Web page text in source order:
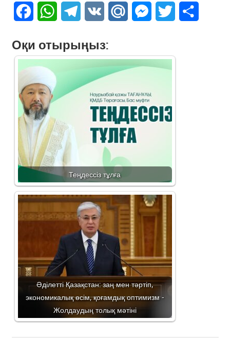
FacebookWhatsAppTelegram
VK Mail.Ru Messenger
Twitter
Оқи отырыңыз:
Теңдессіз тұлға
Әділетті Қазақстан: заң мен тәртіп,
экономикалық өсім, қоғамдық оптимизм -
Жолдаудың толық мәтіні